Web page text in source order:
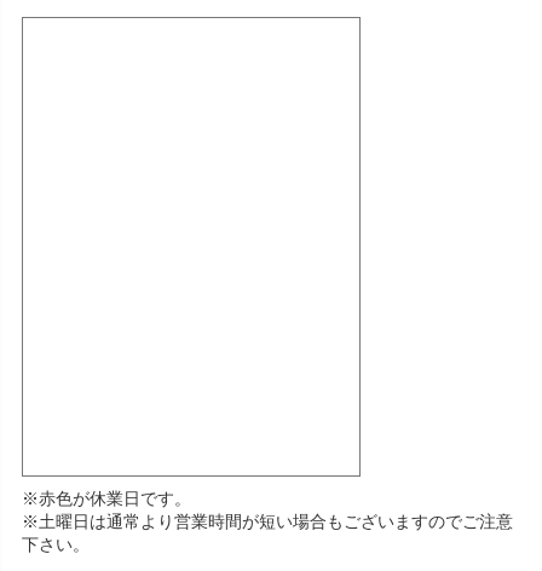
※赤色が休業日です。
※土曜日は通常より営業時間が短い場合もございますのでご注意
下さい。